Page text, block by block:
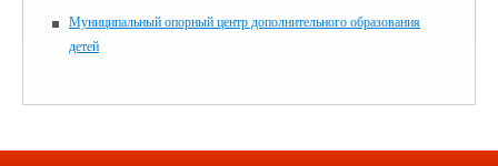
Муниципальный опорный центр дополнительного образования
детей